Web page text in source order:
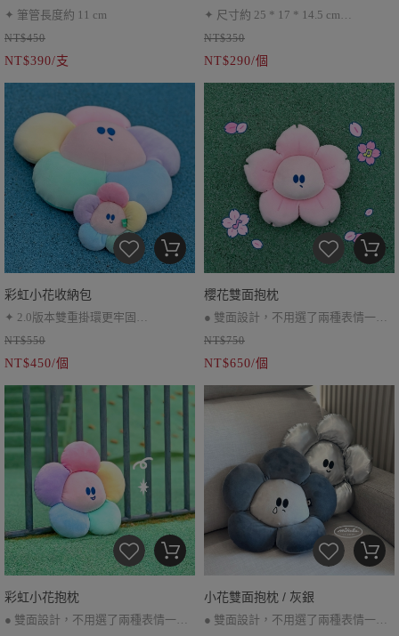
✦ 筆管長度約 11 cm
NT$450
NT$390/支
✦ 尺寸約 25 * 17 * 14.5 cm
✦ 附收納蓋
NT$350
NT$290/個
彩虹小花收納包
✦ 2.0版本雙重掛環更牢固
✦ 耳機包、小零錢包
✦ 絨布材質，觸感柔軟
NT$550
NT$450/個
櫻花雙面抱枕
● 雙面設計，不用選了兩種表情一次
擁有～
● 彈力絨布材質，觸感柔軟舒服
＃午安枕 ＃約36cm
＃兩件優惠中下單備注顏色
NT$750
NT$650/個
彩虹小花抱枕
● 雙面設計，不用選了兩種表情一次
小花雙面抱枕 / 灰銀
● 雙面設計，不用選了兩種表情一次